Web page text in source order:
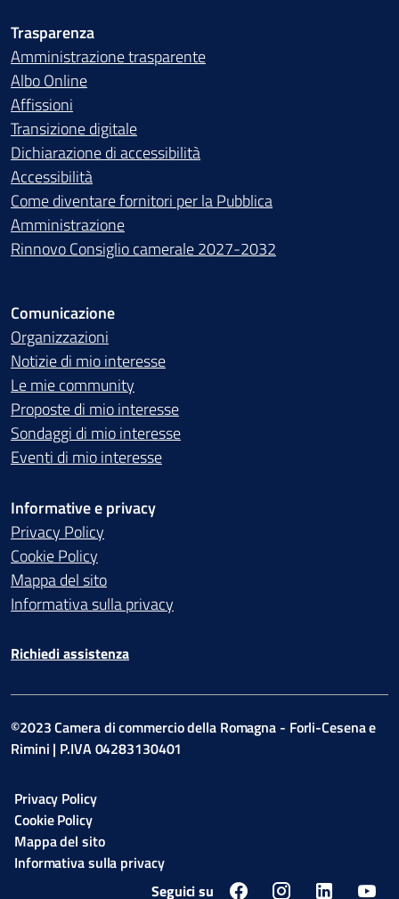
Trasparenza
Amministrazione trasparente
Albo Online
Affissioni
Transizione digitale
Dichiarazione di accessibilità
Accessibilità
Come diventare fornitori per la Pubblica
Amministrazione
Rinnovo Consiglio camerale 2027-2032
Comunicazione
Organizzazioni
Notizie di mio interesse
Le mie community
Proposte di mio interesse
Sondaggi di mio interesse
Eventi di mio interesse
Informative e privacy
Privacy Policy
Cookie Policy
Mappa del sito
Informativa sulla privacy
Richiedi assistenza
©2023 Camera di commercio della Romagna - Forli-Cesena e
Rimini | P.IVA 04283130401
Privacy Policy
Cookie Policy
Mappa del sito
Informativa sulla privacy
Seguici su